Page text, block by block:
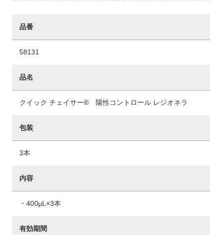
品番
58131
品名
クイック チェイサー® 陽性コントロール レジオネラ
包装
3本
内容
・400μL×3本
有効期間